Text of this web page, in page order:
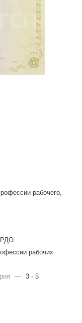
рабочего,
рабочих
— 3 - 5